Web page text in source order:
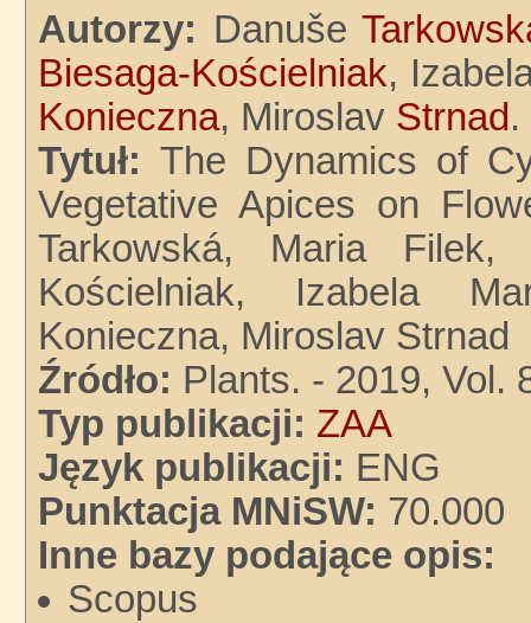
Autorzy: Danuše
Biesaga-Kościelniak,
Konieczna, Miroslav Strnad.
Tytuł:The Dynamics of
Vegetative Apices on
Tarkowská, Maria
Kościelniak, Izabela
Konieczna, Miroslav Strnad
Źródło: Plants. - 2019, Vol.
Typ publikacji: ZAA
Język publikacji: ENG
Punktacja MNiSW: 70.000
Inne bazy podające opis:
Scopus